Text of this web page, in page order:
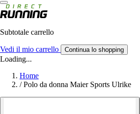
Subtotale carrello
Vedi il mio carrello Continua lo shopping
Loading...
Home
/ Polo da donna Maier Sports Ulrike